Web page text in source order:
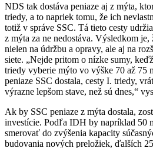
NDS tak dostáva peniaze aj z mýta,
triedy, a to napriek tomu, že ich
totiž v správe SSC. Tá tieto cesty
z mýta za ne nedostáva. Výsledkom
nielen na údržbu a opravy, ale aj na
siete. „Nejde pritom o nízke sumy,
triedy vyberie mýto vo výške 70 až 75
peniaze SSC dostala, cesty I. triedy,
výrazne lepšom stave, než sú dnes,“
Ak by SSC peniaze z mýta dostala,
investície. Podľa IDH by napríklad 50
smerovať do zvýšenia kapacity
budovania nových preložiek, ďalších